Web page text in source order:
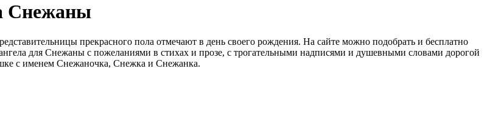
Снежаны
прекрасного пола отмечают в день своего рождения. На сайте можно подобрать и бесплатно
для Снежаны с пожеланиями в стихах и прозе, с трогательными надписями и душевными словами дорогой
с именем Снежаночка, Снежка и Снежанка.